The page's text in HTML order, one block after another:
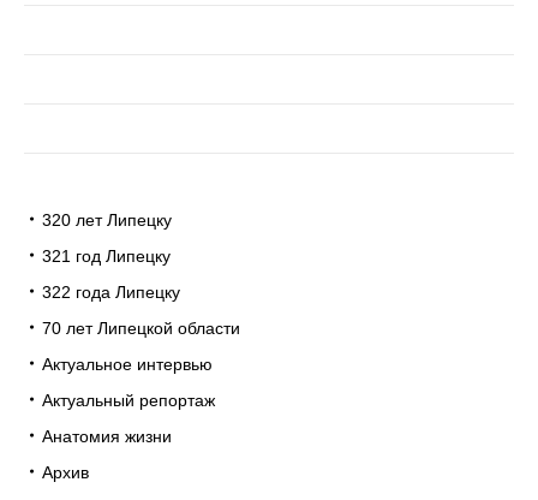
320 лет Липецку
321 год Липецку
322 года Липецку
70 лет Липецкой области
Актуальное интервью
Актуальный репортаж
Анатомия жизни
Архив